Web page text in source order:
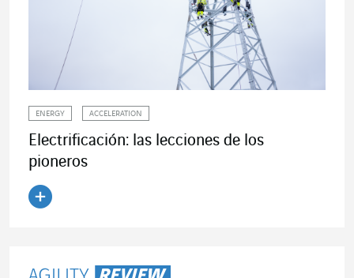
ENERGY ACCELERATION
Electrificación: las lecciones de los
pioneros